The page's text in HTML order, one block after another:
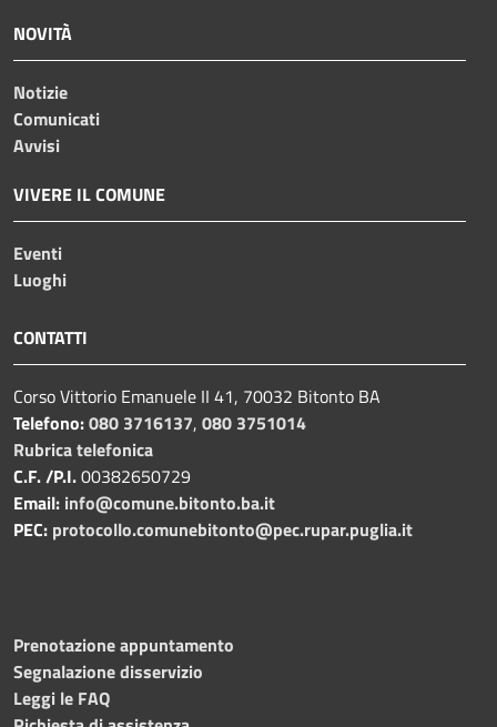
NOVITÀ
Notizie
Comunicati
Avvisi
VIVERE IL COMUNE
Eventi
Luoghi
CONTATTI
Corso Vittorio Emanuele II 41, 70032 Bitonto BA
Telefono:080 3716137, 080 3751014
Rubrica telefonica
C.F. /P.I.00382650729
Email: info@comune.bitonto.ba.it
PEC: protocollo.comunebitonto@pec.rupar.puglia.it
Prenotazione appuntamento
Segnalazione disservizio
Leggi le FAQ